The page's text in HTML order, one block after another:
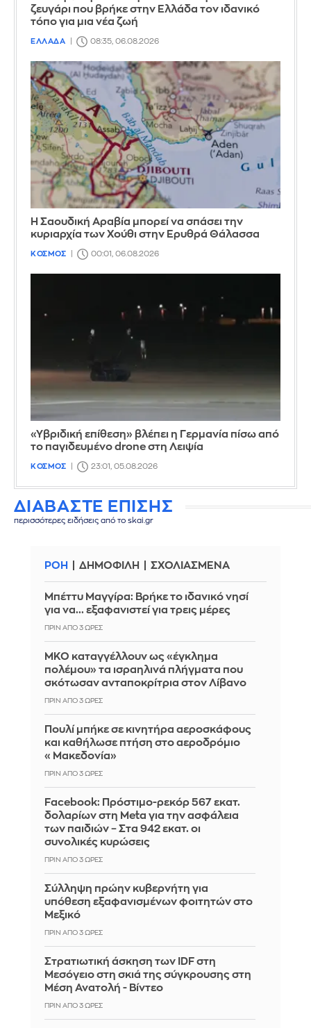
ζευγάρι που βρήκε στην Ελλάδα τον ιδανικό
τόπο για μια νέα ζωή
ΕΛΛΑΔΑ 08:35, 06.08.2026
Η Σαουδική Αραβία μπορεί να σπάσει την
κυριαρχία των Χούθι στην Ερυθρά Θάλασσα
ΚΟΣΜΟΣ 00:01, 06.08.2026
«Υβριδική επίθεση» βλέπει η Γερμανία πίσω από
το παγιδευμένο drone στη Λειψία
ΚΟΣΜΟΣ 23:01, 05.08.2026
ΔΙΑΒΑΣΤΕ ΕΠΙΣΗΣ
περισσότερες ειδήσεις από το skai.gr
ΡΟΗ ΔΗΜΟΦΙΛΗ ΣΧΟΛΙΑΣΜΕΝΑ
Μπέττυ Μαγγίρα: Βρήκε το ιδανικό νησί
για να... εξαφανιστεί για τρεις μέρες
ΠΡΙΝ ΑΠΌ 3 ΏΡΕΣ
ΜΚΟ καταγγέλλουν ως «έγκλημα
πολέμου» τα ισραηλινά πλήγματα που
σκότωσαν ανταποκρίτρια στον Λίβανο
ΠΡΙΝ ΑΠΌ 3 ΏΡΕΣ
Πουλί μπήκε σε κινητήρα αεροσκάφους
και καθήλωσε πτήση στο αεροδρόμιο
«Μακεδονία»
ΠΡΙΝ ΑΠΌ 3 ΏΡΕΣ
Facebook: Πρόστιμο-ρεκόρ 567 εκατ.
δολαρίων στη Meta για την ασφάλεια
των παιδιών – Στα 942 εκατ. οι
συνολικές κυρώσεις
ΠΡΙΝ ΑΠΌ 3 ΏΡΕΣ
Σύλληψη πρώην κυβερνήτη για
υπόθεση εξαφανισμένων φοιτητών στο
Μεξικό
ΠΡΙΝ ΑΠΌ 3 ΏΡΕΣ
Στρατιωτική άσκηση των IDF στη
Μεσόγειο στη σκιά της σύγκρουσης στη
Μέση Ανατολή - Βίντεο
ΠΡΙΝ ΑΠΌ 3 ΏΡΕΣ